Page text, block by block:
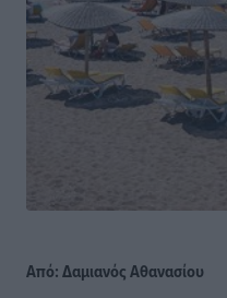
Από:Δαμιανός Αθανασίου